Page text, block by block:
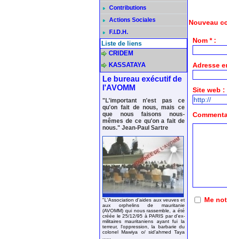
Contributions
Actions Sociales
F.I.D.H.
Liste de liens
CRIDEM
KASSATAYA
Le bureau exécutif de
l'AVOMM
"L'important n'est pas ce
qu'on fait de nous, mais ce
que nous faisons nous-
mêmes de ce qu'on a fait de
nous." Jean-Paul Sartre
"L'Association d'aides aux veuves et
aux orphelins de mauritanie
(AVOMM) qui nous rassemble, a été
créée le 25/12/95 à PARIS par d'ex-
militaires mauritaniens ayant fui la
terreur, l'oppression, la barbarie du
colonel Mawiya o/ sid'ahmed Taya
Nouveau
Nom * :
Adresse
Site web :
Me